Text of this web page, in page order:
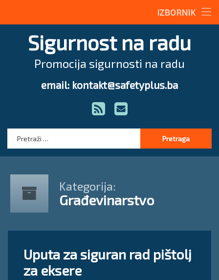
IZBORNIK
Radne upute
Magazin
Stručna pomoć
Sigurnost na radu
Promocija sigurnosti na radu
email: kontakt@safetyplus.ba
RSS E-mail
Kategorija:
Građevinarstvo
Uputa za siguran rad pištolj
za eksere
komentar
on
Uputa
za